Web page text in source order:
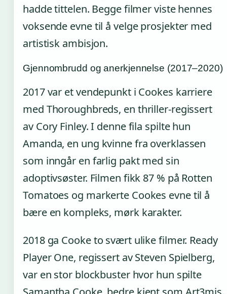
hadde tittelen. Begge filmer viste hennes
voksende evne til å velge prosjekter med
artistisk ambisjon.
Gjennombrudd og anerkjennelse (2017–2020)
2017 var et vendepunkt i Cookes karriere
med Thoroughbreds, en thriller-regissert
av Cory Finley. I denne fila spilte hun
Amanda, en ung kvinne fra overklassen
som inngår en farlig pakt med sin
adoptivsøster. Filmen fikk 87 % på Rotten
Tomatoes og markerte Cookes evne til å
bære en kompleks, mørk karakter.
2018 ga Cooke to svært ulike filmer. Ready
Player One, regissert av Steven Spielberg,
var en stor blockbuster hvor hun spilte